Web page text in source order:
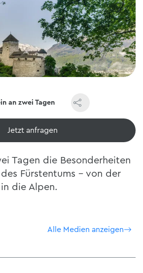
an zwei Tagen
Jetzt ansehen
Tagen die Besonderheiten
Fürstentums - von der
die Alpen.
Alle Medien anzeigen